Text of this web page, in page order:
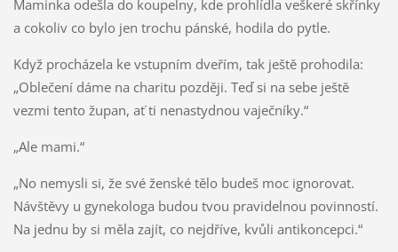
Maminka odešla do koupelny, kde prohlídla veškeré skřínky
a cokoliv co bylo jen trochu pánské, hodila do pytle.
Když procházela ke vstupním dveřím, tak ještě prohodila:
„Oblečení dáme na charitu později. Teď si na sebe ještě
vezmi tento župan, ať ti nenastydnou vaječníky.“
„Ale mami.“
„No nemysli si, že své ženské tělo budeš moc ignorovat.
Návštěvy u gynekologa budou tvou pravidelnou povinností.
Na jednu by si měla zajít, co nejdříve, kvůli antikoncepci.“